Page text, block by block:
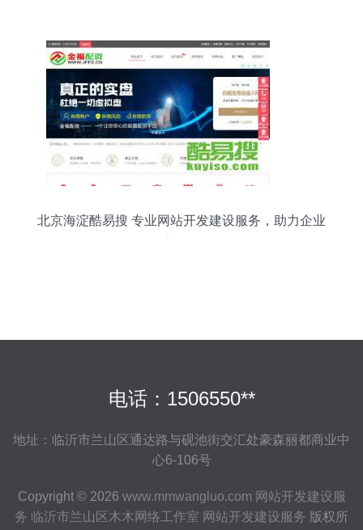
北京海淀酷易搜 专业网站开发建设服务，助力企业
电话：1506550**
地址：临沂市兰山区通达路与砚池街交汇处豪森丽都商业中
心6-106号
Copyright © 2026 www.mmwangluo.com 网站开发建设服
务 临沂市兰山区木木网络工作室 网站开发建设服务 版权所